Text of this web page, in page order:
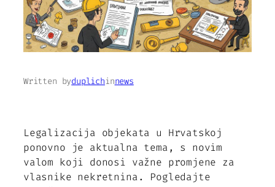
Written byduplichinnews
Legalizacija objekata u Hrvatskoj
ponovno je aktualna tema, s novim
valom koji donosi važne promjene za
vlasnike nekretnina. Pogledajte